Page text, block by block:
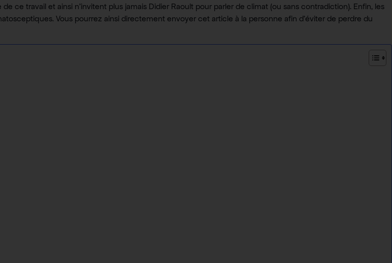
ce travail et ainsi n’invitent plus jamais Didier Raoult pour parler de climat (ou sans contradiction). Enfin, les
Vous pourrez ainsi directement envoyer cet article à la personne afin d’éviter de perdre du